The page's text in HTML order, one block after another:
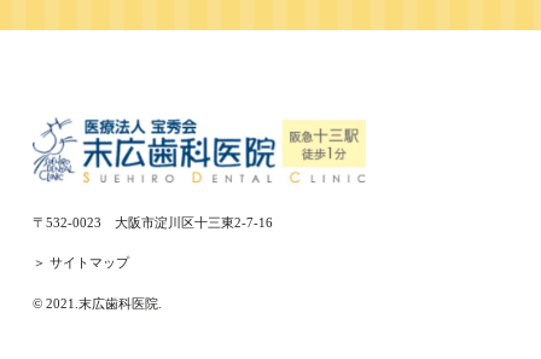
〒532-0023 大阪市淀川区十三東2-7-16
＞ サイトマップ
© 2021.末広歯科医院.